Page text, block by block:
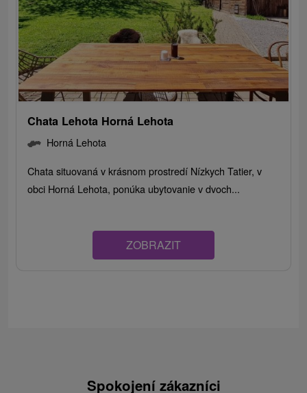
Chata Lehota Horná Lehota
Horná Lehota
Chata situovaná v krásnom prostredí Nízkych Tatier, v
obci Horná Lehota, ponúka ubytovanie v dvoch...
ZOBRAZIT
Spokojení zákazníci